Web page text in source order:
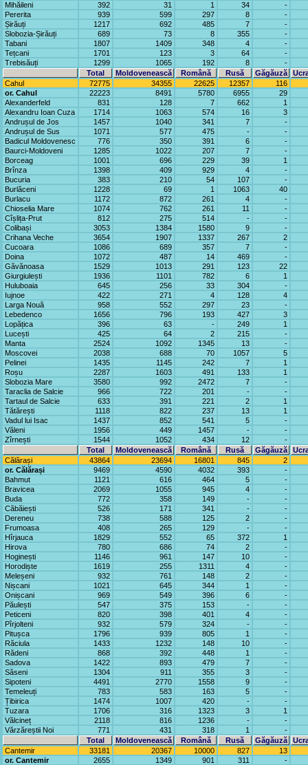
Mihăileni
392 31 1 34
-
Pererita
939 599 297 8
-
Șirăuți
1217 692 485 7
-
Slobozia-Șirăuți
689 73 8 355
-
Tabani
1807 1409 348 4
-
Tețcani
1701 123 3 64
-
Trebisăuți
1299 1065 192 8
-
Total
Moldovenească Română Rusă Găgăuză
Cahul
72775 34355 22625 12357
116
or. Cahul
22223 8491 5780 6955
29
Alexanderfeld
831 128 7 662
1
Alexandru Ioan Cuza
1714 1063 574 16
3
Andrușul de Jos
1457 1040 341 7
-
Andrușul de Sus
1071 577 475 -
-
Badicul Moldovenesc
776 350 391 6
-
Baurci-Moldoveni
1285 1022 207 7
-
Borceag
1001 696 229 39
1
Brînza
1398 409 929 4
-
Bucuria
383 210 54 107
-
Burlăceni
1228 69 1 1063
40
Burlacu
1172 872 261 4
-
Chioselia Mare
1074 762 261 11
-
Cîșlița-Prut
812 275 514 -
-
Colibași
3053 1384 1580 9
-
Crihana Veche
3654 1907 1337 267
2
Cucoara
1086 689 357 7
-
Doina
1072 487 14 469
-
Găvănoasa
1529 1013 291 123
22
Giurgiulești
1936 1101 782 6
1
Huluboaia
645 256 33 304
-
Iujnoe
422 271 4 128
4
Larga Nouă
958 552 297 23
-
Lebedenco
1656 796 193 427
3
Lopățica
396 63 - 249
1
Lucești
425 64 2 215
-
Manta
2524 1092 1345 13
-
Moscovei
2038 688 70 1057
5
Pelinei
1435 1145 242 7
1
Roșu
2287 1603 491 133
1
Slobozia Mare
3580 992 2472 7
-
Taraclia de Salcie
966 722 201 -
-
Tartaul de Salcie
633 391 221 2
1
Tătărești
1118 822 237 13
1
Vadul lui Isac
1437 852 541 5
-
Văleni
1956 449 1457 -
-
Zîrnești
1544 1052 434 12
-
Total
Moldovenească Română Rusă Găgăuză
Călărași
43864 23694 16801 845
2
or. Călărași
9469 4590 4032 393
-
Bahmut
1121 616 464 5
-
Bravicea
2069 1055 945 4
-
Buda
772 358 149 -
-
Căbăiești
526 171 341 -
-
Dereneu
738 588 125 2
-
Frumoasa
408 265 129 -
-
Hîrjauca
1829 552 65 372
1
Hirova
780 686 74 2
-
Hoginești
1146 961 147 10
-
Horodiște
1619 255 1311 4
-
Meleșeni
932 761 148 2
-
Nișcani
1021 645 344 1
-
Onișcani
969 549 396 6
-
Păulești
547 375 153 -
-
Peticeni
820 398 401 4
-
Pîrjolteni
932 579 324 -
-
Pitușca
1796 939 805 1
-
Răciula
1433 1232 148 10
-
Rădeni
868 392 448 1
-
Sadova
1422 893 479 7
-
Săseni
1304 911 355 3
-
Sipoteni
4491 2770 1558 9
-
Temeleuți
783 583 163 5
-
Țibirica
1474 1007 420 -
-
Tuzara
1706 316 1323 3
1
Vălcineț
2118 816 1236 -
-
Vărzăreștii Noi
771 431 318 1
-
Total
Moldovenească Română Rusă Găgăuză
Cantemir
33181 20367 10000 827
13
or. Cantemir
2655 1349 901 311
-